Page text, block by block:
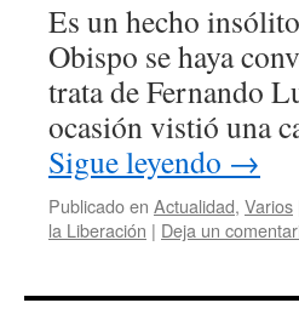
Es un hecho
Obispo se haya
trata de Fernando
ocasión vistió una
Sigue leyendo →
Publicado en Actualidad, Varios
la Liberación | Deja un